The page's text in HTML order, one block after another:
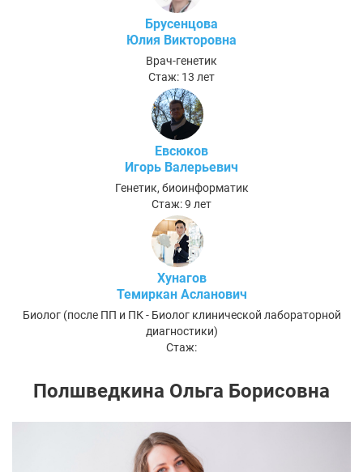
Брусенцова
Юлия Викторовна
Врач-генетик
Стаж: 13 лет
Евсюков
Игорь Валерьевич
Генетик, биоинформатик
Стаж: 9 лет
Хунагов
Темиркан Асланович
Биолог (после ПП и ПК - Биолог клинической лабораторной
диагностики)
Стаж:
Полшведкина Ольга Борисовна